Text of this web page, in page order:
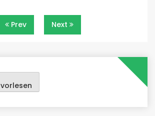
Prev Next